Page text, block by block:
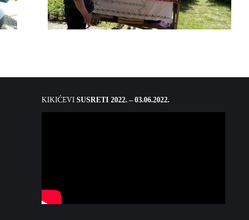
KIKIĆEVI SUSRETI 2022. – 03.06.2022.